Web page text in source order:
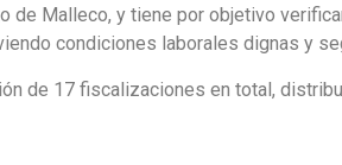
de Malleco, y tiene por objetivo
condiciones laborales dignas y
de 17 fiscalizaciones en total,